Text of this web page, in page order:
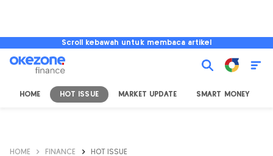
Scroll kebawah untuk membaca artikel
HOME HOT ISSUE MARKET UPDATE SMART MONEY
HOME FINANCE HOT ISSUE